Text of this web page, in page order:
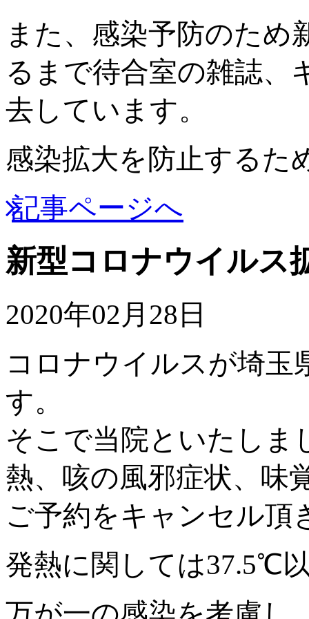
また、感染予防のため
るまで待合室の雑誌、
去しています。
感染拡大を防止するた
記事ページへ
新型コロナウイルス
2020年02月28日
コロナウイルスが埼玉
す。
そこで当院といたしま
熱、咳の風邪症状、味
ご予約をキャンセル頂
発熱に関しては37.5℃